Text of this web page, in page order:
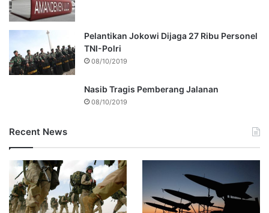
Pelantikan Jokowi Dijaga 27 Ribu Personel
TNI-Polri
08/10/2019
Nasib Tragis Pemberang Jalanan
08/10/2019
Recent News